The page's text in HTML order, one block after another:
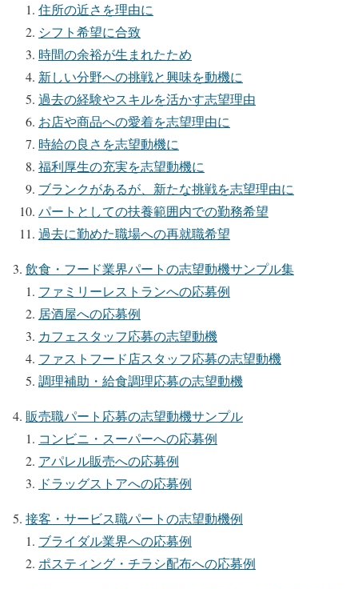
住所の近さを理由に
シフト希望に合致
時間の余裕が生まれたため
新しい分野への挑戦と興味を動機に
過去の経験やスキルを活かす志望理由
お店や商品への愛着を志望理由に
時給の良さを志望動機に
福利厚生の充実を志望動機に
ブランクがあるが、新たな挑戦を志望理由に
パートとしての扶養範囲内での勤務希望
過去に勤めた職場への再就職希望
飲食・フード業界パートの志望動機サンプル集
ファミリーレストランへの応募例
居酒屋への応募例
カフェスタッフ応募の志望動機
ファストフード店スタッフ応募の志望動機
調理補助・給食調理応募の志望動機
販売職パート応募の志望動機サンプル
コンビニ・スーパーへの応募例
アパレル販売への応募例
ドラッグストアへの応募例
接客・サービス職パートの志望動機例
ブライダル業界への応募例
ポスティング・チラシ配布への応募例